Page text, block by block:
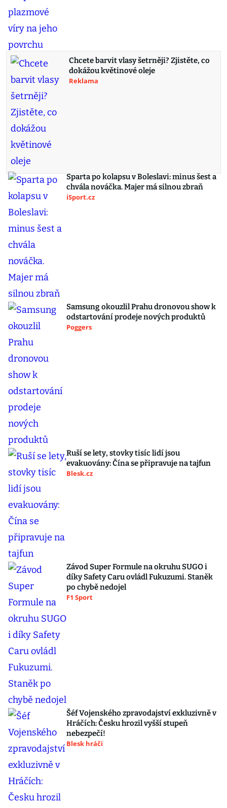
Chcete barvit vlasy šetrněji? Zjistěte, co
dokážou květinové oleje
Reklama
Sparta po kolapsu v Boleslavi: minus šest a
chvála nováčka. Majer má silnou zbraň
iSport.cz
Samsung okouzlil Prahu dronovou show k
odstartování prodeje nových produktů
Poggers
Ruší se lety, stovky tisíc lidí jsou
evakuovány: Čína se připravuje na tajfun
Blesk.cz
Závod Super Formule na okruhu SUGO i
díky Safety Caru ovládl Fukuzumi. Staněk
po chybě nedojel
F1 Sport
Šéf Vojenského zpravodajství exkluzivně v
Hráčích: Česku hrozil vyšší stupeň
nebezpečí!
Blesk hráči